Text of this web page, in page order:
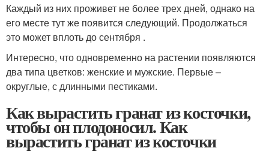
Каждый из них проживет не более трех дней, однако на
его месте тут же появится следующий. Продолжаться
это может вплоть до сентября .
Интересно, что одновременно на растении появляются
два типа цветков: женские и мужские. Первые –
округлые, с длинными пестиками.
Как вырастить гранат из косточки,
чтобы он плодоносил. Как
вырастить гранат из косточки